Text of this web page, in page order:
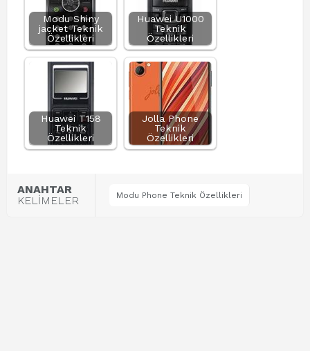
Modu Shiny
jacket Teknik
Özellikleri
Huawei U1000
Teknik
Özellikleri
Huawei T158
Teknik
Özellikleri
Jolla Phone
Teknik
Özellikleri
ANAHTAR
KELİMELER
Modu Phone Teknik Özellikleri